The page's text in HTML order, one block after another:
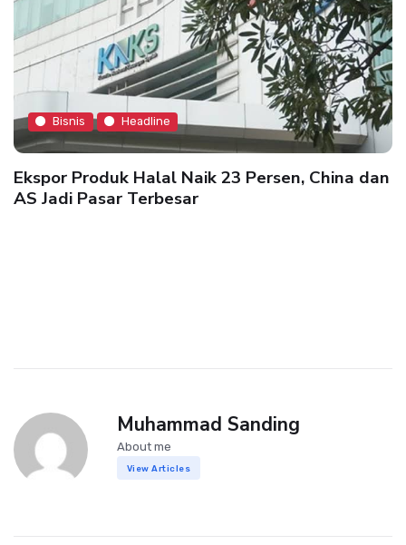
Bisnis Headline
Ekspor Produk Halal Naik 23 Persen, China dan
AS Jadi Pasar Terbesar
Muhammad Sanding
About me
View Articles